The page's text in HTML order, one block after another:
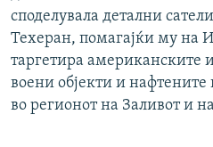
споделувала детални
Техеран, помагајќи му на
таргетира американските
воени објекти и
во регионот на Заливот и